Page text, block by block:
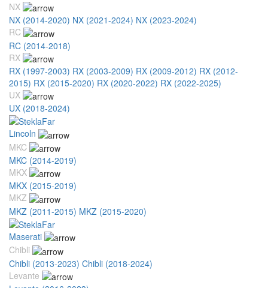
NX
NX (2014-2020) NX (2021-2024) NX (2023-2024)
RC
RC (2014-2018)
RX
RX (1997-2003) RX (2003-2009) RX (2009-2012) RX (2012-
2015) RX (2015-2020) RX (2020-2022) RX (2022-2025)
UX
UX (2018-2024)
Lincoln
MKC
MKC (2014-2019)
MKX
MKX (2015-2019)
MKZ
MKZ (2011-2015) MKZ (2015-2020)
Maserati
Chibli
Chibli (2013-2023) Chibli (2018-2024)
Levante